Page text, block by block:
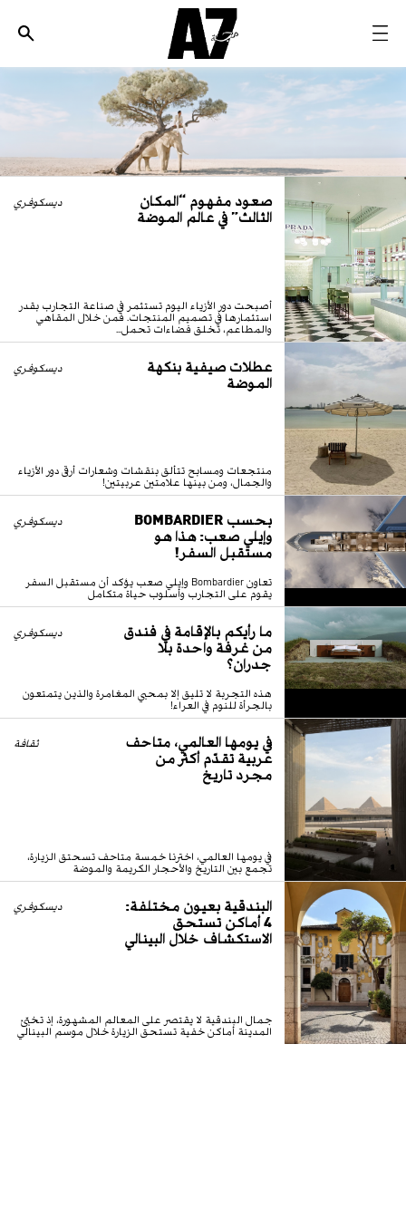
الأخبار
موضة وجمال
ديسكوفري
مجوهرات وساعات
مستقبل
EDITORIALS
WHO/HOW
صعود مفهوم “المكان
الثالث” في عالم الموضة ديسكوفري
أصبحت دور الأزياء اليوم تستثمر في صناعة التجارب بقدر
استثمارها في تصميم المنتجات. فمن خلال المقاهي
والمطاعم، تخلق فضاءات تحمل...
عطلات صيفية بنكهة
الموضة ديسكوفري
منتجعات ومسابح تتألق بنقشات وشعارات أرقى دور الأزياء
والجمال، ومن بينها علامتين عربيتين!
بحسب BOMBARDIER
وإيلي صعب: هذا هو
مستقبل السفر!
ديسكوفري
تعاون Bombardier وإيلي صعب يؤكد أن مستقبل السفر
يقوم على التجارب وأسلوب حياة متكامل
ما رأيكم بالإقامة في فندق
من غرفة واحدة بلا
جدران؟
ديسكوفري
هذه التجربة لا تليق إلا بمحبي المغامرة والذين يتمتعون
بالجرأة للنوم في العراء!
في يومها العالمي، متاحف
عربية تقدّم أكثر من
مجرد تاريخ
ثقافة
في يومها العالمي، اخترنا خمسة متاحف تسحتق الزيارة،
تجمع بين التاريخ والأحجار الكريمة والموضة
البندقية بعيون مختلفة:
4 أماكن تستحق
الاستكشاف خلال البينالي
ديسكوفري
جمال البندقية لا يقتصر على المعالم المشهورة، إذ تخبّئ
المدينة أماكن خفية تستحق الزيارة خلال موسم البينالي